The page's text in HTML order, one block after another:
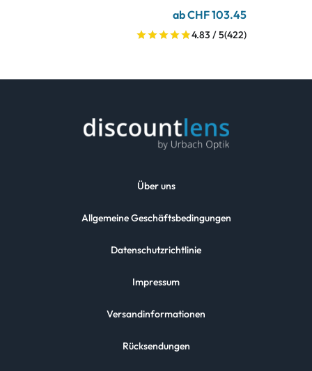
ab CHF 103.45
4.83 / 5(422)
Über uns
Allgemeine Geschäftsbedingungen
Datenschutzrichtlinie
Impressum
Versandinformationen
Rücksendungen